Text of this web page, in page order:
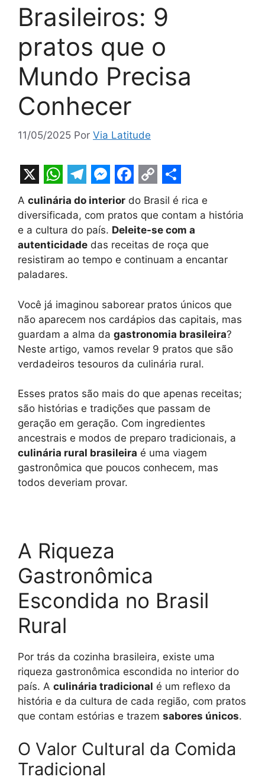
Brasileiros: 9
pratos que o
Mundo Precisa
Conhecer
11/05/2025 Por Via Latitude
X W
h
a
t
s
p
p
T
e
l
e
g
a
m
M
e
s
s
e
g
e
r
F
a
c
e
b
o
k
C
o
p
y
L
n
k
S
h
a
r
e
A culinária do interior do Brasil é rica e
diversificada, com pratos que contam a história
e a cultura do país. Deleite-se com a
autenticidade das receitas de roça que
resistiram ao tempo e continuam a encantar
paladares.
Você já imaginou saborear pratos únicos que
não aparecem nos cardápios das capitais, mas
guardam a alma da gastronomia brasileira?
Neste artigo, vamos revelar 9 pratos que são
verdadeiros tesouros da culinária rural.
Esses pratos são mais do que apenas receitas;
são histórias e tradições que passam de
geração em geração. Com ingredientes
ancestrais e modos de preparo tradicionais, a
culinária rural brasileira é uma viagem
gastronômica que poucos conhecem, mas
todos deveriam provar.
A Riqueza
Gastronômica
Escondida no Brasil
Rural
Por trás da cozinha brasileira, existe uma
riqueza gastronômica escondida no interior do
país. A culinária tradicional é um reflexo da
história e da cultura de cada região, com pratos
que contam estórias e trazem sabores únicos.
O Valor Cultural da Comida
Tradicional